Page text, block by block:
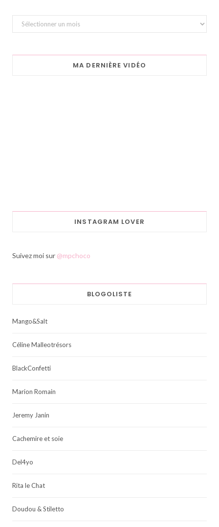
Archives
MA DERNIÈRE VIDÉO
INSTAGRAM LOVER
Suivez moi sur @mpchoco
BLOGOLISTE
Mango&Salt
Céline Malleotrésors
BlackConfetti
Marion Romain
Jeremy Janin
Cachemire et soie
Del4yo
Rita le Chat
Doudou & Stiletto